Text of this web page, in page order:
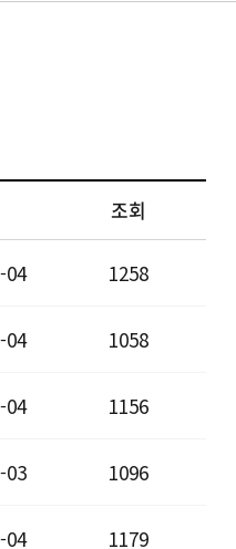
조회
04 1258
04 1058
04 1156
03 1096
04 1179